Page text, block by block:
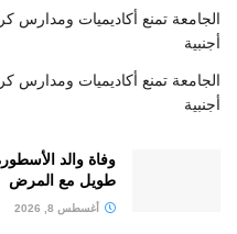
الجامعة تمنع أكاديميات ومدارس
أجنبية
الجامعة تمنع أكاديميات ومدارس
أجنبية
وفاة والد
طويل مع المرض
أغسطس 8, 2026